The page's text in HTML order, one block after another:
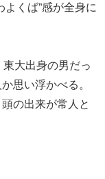
くば”感が全身に
大出身の男だっ
思い浮かべる。
の出来が常人と